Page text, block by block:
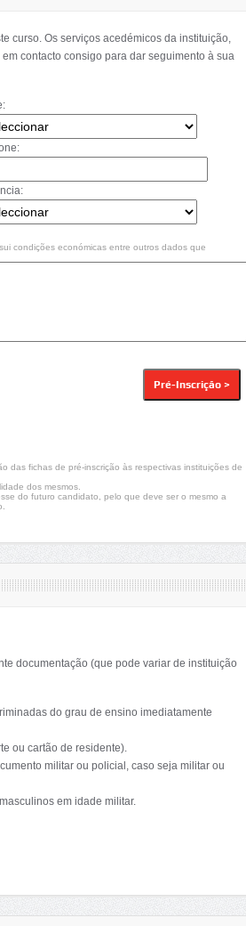
curso. Os serviços acedémicos da instituição,
contacto consigo para dar seguimento à sua
condições económicas entre outros dados que
das fichas de pré-inscrição às respectivas instituições de
dos mesmos.
do futuro candidato, pelo que deve ser o mesmo a
documentação (que pode variar de instituição
do grau de ensino imediatamente
ou cartão de residente).
militar ou policial, caso seja militar ou
em idade militar.